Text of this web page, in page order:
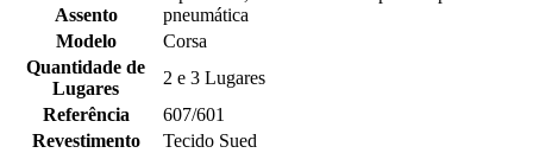
Assento
pneumática
Modelo
Corsa
Quantidade de
Lugares
2 e 3 Lugares
Referência
607/601
Revestimento
Tecido Sued